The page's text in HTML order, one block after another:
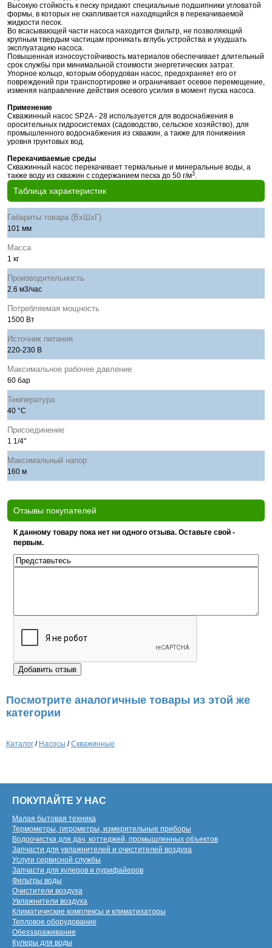
Высокую стойкость к песку придают специальные подшипники угловатой
формы, в которых не скапливается находящийся в перекачиваемой
жидкости песок.
Во всасывающей части насоса находится фильтр, не позволяющий
крупным твердым частицам проникать вглубь устройства и ухудшать
эксплуатацию насоса.
Повышенная износоустойчивость материалов обеспечивает длительный
срок службы при минимальной стоимости энергетических затрат.
Упорное кольцо, которым оборудован насос, предохраняет его от
повреждений при транспортировке и ограничивает осевое перемещение,
изменяя направление действия осевого усилия в момент пуска насоса.
Применение
Скважинный насос SP2A - 28 используется для водоснабжения в
оросительных гидросистемах (садоводство, сельское хозяйство), для
промышленного водоснабжения из скважин, а также для понижения
уровня грунтовых вод.
Перекачиваемые среды
Скважинный насос перекачивает термальные и минеральные воды, а
также воду из скважин с содержанием песка до 50 г/м3.
Таблица характеристик
Габариты товара (ВхШхГ)
101 мм
Масса
1 кг
Производительность
2.6 м3/час
Потребляемая мощность
1500 Вт
Источник питания
220-230 В
Максимальное рабочее давление
60 бар
Температура
40 °С
Присоединение
1 1/4"
Максимальный напор
160 м
Отзывы покупателей
К данному товару пока нет ни одного отзыва. Оставьте свой -
первым.
Посмотрите аналогичные товары из этой же
категории
Каталог / Насосы /Скважинные
ПОКУПАЙТЕ У НАС
Малая бытовая техника
Термометры, гигрометры, измерительные приборы
Водоочистка для дач, коттеджей, промышленных объектов
Запчасти для увлажнителей и очистителей воздуха
Услуги сервисной службы
Запчасти для кулеров и пурифайеров
Фильтры воды
Очистители воздуха
Увлажнители воздуха
Климатические комплексы и климатизаторы
Тепловое оборудование
Обеззараживание
Кулеры для воды